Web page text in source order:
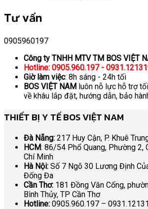
Tư vấn
0905960197
Công ty TNHH MTV TM BOS VIỆT
Hotline: 0905.960.197 -
Giờ làm việc: 8h sáng - 24h tối
BOS VIỆT NAM luôn nỗ lực hỗ trợ
về khâu lắp đặt, hướng dẫn, bảo
THIẾT BỊ Y TẾ BOS VIỆT NAM
Đà Nẵng: 217 Huy Cận, P. Khuê
HCM: 86/54 Phổ Quang, Phường 2,
Chí Minh
Hà Nội: Số 7 Ngõ 30 Lương Định
Đống Đa
Cần Thơ: 181 Đồng Văn Cống,
Bình Thủy, TP Cần Thơ
Hotline: 0905.960.197 –